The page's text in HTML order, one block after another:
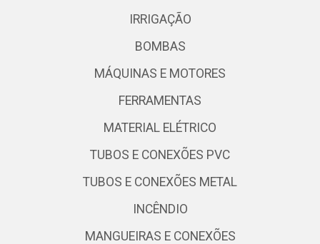
IRRIGAÇÃO
BOMBAS
MÁQUINAS E MOTORES
FERRAMENTAS
MATERIAL ELÉTRICO
TUBOS E CONEXÕES PVC
TUBOS E CONEXÕES METAL
INCÊNDIO
MANGUEIRAS E CONEXÕES